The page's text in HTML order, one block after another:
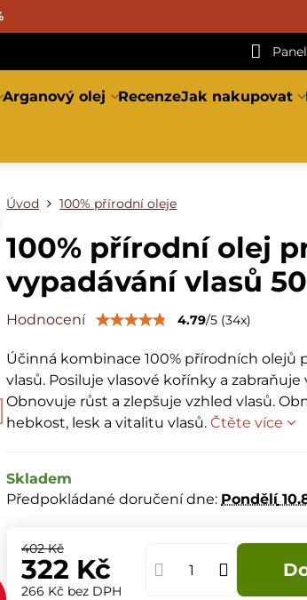
Arganový olej RecenzeJak nakupovat
Úvod 100% přírodní oleje
100% přírodní olej
vypadávání vlasů
Hodnocení 4.79/5 (34x)
Účinná kombinace 100% přírodních olejů
vlasů. Posiluje vlasové kořínky a zabraňuje
Obnovuje růst a zlepšuje vzhled vlasů.
hebkost, lesk a vitalitu vlasů.Čtěte více
Skladem
Předpokládané doručení dne: Pondělí
402 Kč
322 Kč
266 Kč bez DPH